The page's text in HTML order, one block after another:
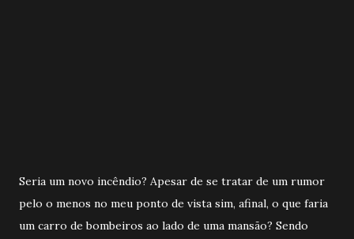
Seria um novo incêndio? Apesar de se tratar de um rumor
pelo o menos no meu ponto de vista sim, afinal, o que faria
um carro de bombeiros ao lado de uma mansão? Sendo